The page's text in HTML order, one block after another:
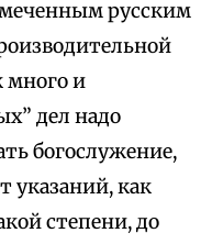
русским
много и
дел надо
богослужение,
указаний, как
степени, до